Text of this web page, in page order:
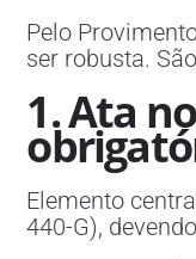
Pelo
ser robusta.
1. Ata
Elemento
440-G),